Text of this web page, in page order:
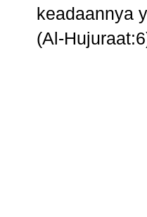
keadaannya
(Al-